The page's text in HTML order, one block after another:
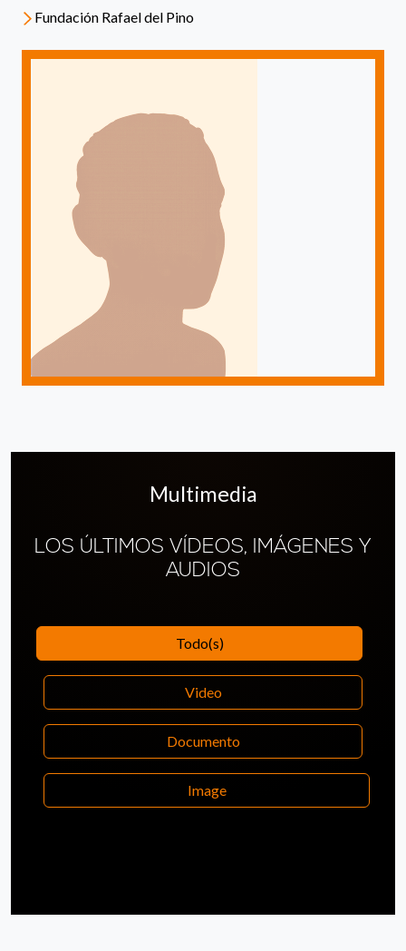
Fundación Rafael del Pino
Multimedia
LOS ÚLTIMOS VÍDEOS, IMÁGENES Y
AUDIOS
Todo(s)
Video
Documento
Image